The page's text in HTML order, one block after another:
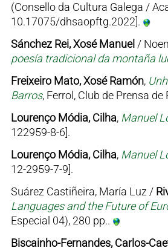
(Consello da Cultura Galega /
10.17075/dhsaopftg.2022].
Sánchez Rei, Xosé Manuel /
poesía tradicional da montaña
Freixeiro Mato, Xosé Ramón,
Barros, Ferrol, Club de Prensa
Lourenço Módia, Cilha, Manuel
122959-8-6].
Lourenço Módia, Cilha, Manuel
12-2959-7-9].
Suárez Castiñeira, María Luz /
Languages and the Future of
Especial 04), 280 pp..
Biscainho-Fernandes, Carlos-